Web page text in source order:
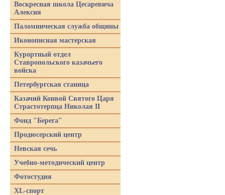
Воскресная школа Цесаревича
Алексия
Паломническая служба общины
Иконописная мастерская
Курортный отдел
Ставропольского казачьего
войска
Петербургская станица
Казачий Конвой Святого Царя
Страстотерпца Николая II
Фонд "Берега"
Продюсерский центр
Невская сечь
Учебно-методический центр
Фотостудия
XL-спорт